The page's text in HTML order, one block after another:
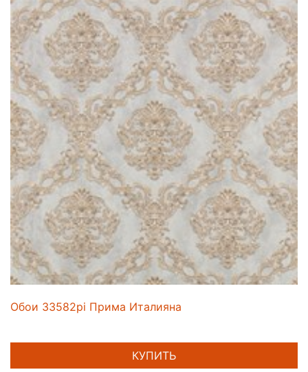
Обои 33582pi Прима Италияна
КУПИТЬ